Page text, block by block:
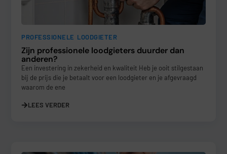
PROFESSIONELE LOODGIETER
Zijn professionele loodgieters duurder dan
anderen?
Een investering in zekerheid en kwaliteit Heb je ooit stilgestaan
bij de prijs die je betaalt voor een loodgieter en je afgevraagd
waarom de ene
LEES VERDER